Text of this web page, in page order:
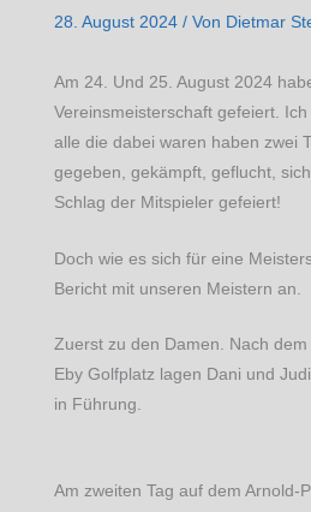
28. August 2024 / Von Dietmar
Am 24. Und 25. August 2024
Vereinsmeisterschaft gefeiert.
alle die dabei waren haben zwei
gegeben, gekämpft, geflucht,
Schlag der Mitspieler gefeiert!
Doch wie es sich für eine
Bericht mit unseren Meistern an.
Zuerst zu den Damen. Nach
Eby Golfplatz lagen Dani und
in Führung.
Am zweiten Tag auf dem Arnold-